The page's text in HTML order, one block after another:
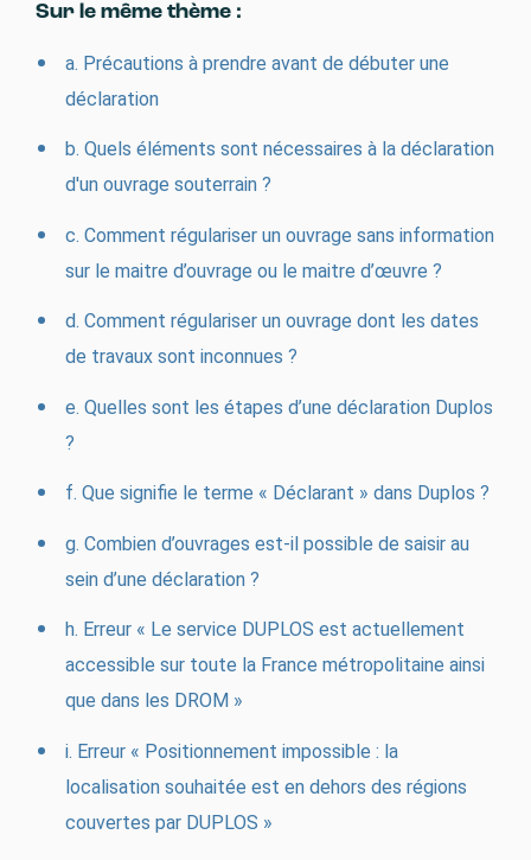
Sur le même thème :
a. Précautions à prendre avant de débuter une
déclaration
b. Quels éléments sont nécessaires à la déclaration
d'un ouvrage souterrain ?
c. Comment régulariser un ouvrage sans information
sur le maitre d’ouvrage ou le maitre d’œuvre ?
d. Comment régulariser un ouvrage dont les dates
de travaux sont inconnues ?
e. Quelles sont les étapes d’une déclaration Duplos
?
f. Que signifie le terme « Déclarant » dans Duplos ?
g. Combien d’ouvrages est-il possible de saisir au
sein d’une déclaration ?
h. Erreur « Le service DUPLOS est actuellement
accessible sur toute la France métropolitaine ainsi
que dans les DROM »
i. Erreur « Positionnement impossible : la
localisation souhaitée est en dehors des régions
couvertes par DUPLOS »